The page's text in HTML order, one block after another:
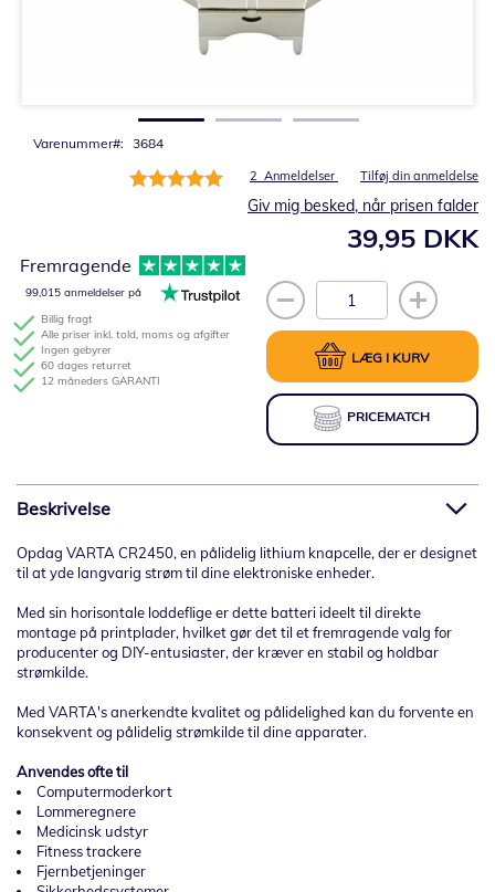
Varenummer 3684
Bedømmelse:
2 Anmeldelser Tilføj din anmeldelse
39,95 DKK
Giv mig besked, når prisen falder
LÆG I KURV
PRICEMATCH
Billig fragt
Alle priser inkl. told, moms og afgifter
Ingen gebyrer
60 dages returret
12 måneders GARANTI
Fremragende
99,015 anmeldelser på
Beskrivelse
Opdag VARTA CR2450, en pålidelig lithium knapcelle, der er designet
til at yde langvarig strøm til dine elektroniske enheder.
Med sin horisontale loddeflige er dette batteri ideelt til direkte
montage på printplader, hvilket gør det til et fremragende valg for
producenter og DIY-entusiaster, der kræver en stabil og holdbar
strømkilde.
Med VARTA's anerkendte kvalitet og pålidelighed kan du forvente en
konsekvent og pålidelig strømkilde til dine apparater.
Anvendes ofte til
Computermoderkort
Lommeregnere
Medicinsk udstyr
Fitness trackere
Fjernbetjeninger